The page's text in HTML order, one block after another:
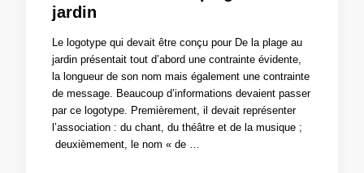
jardin
Le logotype qui devait être conçu pour De la plage au
jardin présentait tout d’abord une contrainte évidente,
la longueur de son nom mais également une contrainte
de message. Beaucoup d’informations devaient passer
par ce logotype. Premièrement, il devait représenter
l’association : du chant, du théâtre et de la musique ;
deuxièmement, le nom « de …